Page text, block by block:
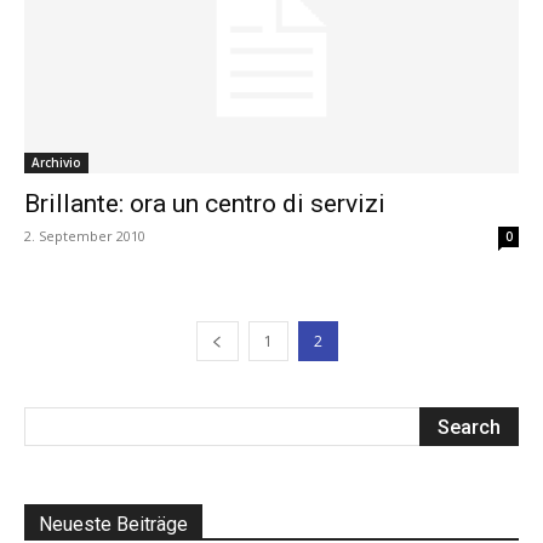
Archivio
Brillante: ora un centro di servizi
2. September 2010 0
1 2
Neueste Beiträge